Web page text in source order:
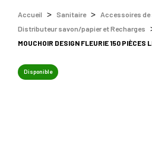
Accueil Sanitaire
Accessoires de
Distributeur savon/papier et Recharges
MOUCHOIR DESIGN FLEURIE 150 PIÈCES
Disponible